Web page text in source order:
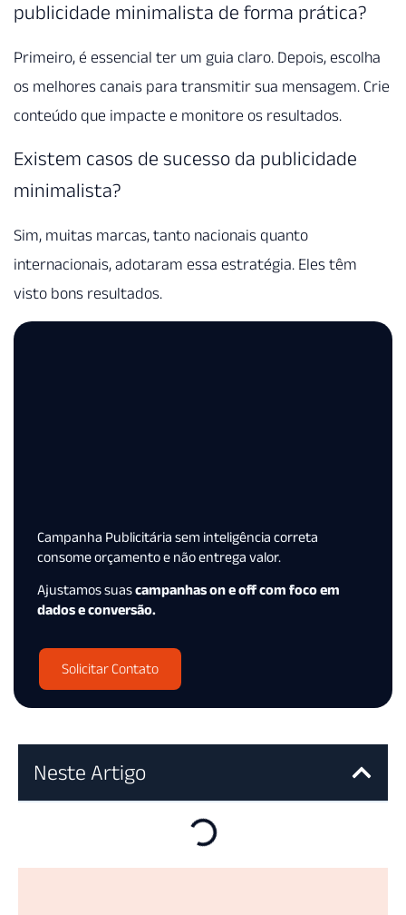
publicidade minimalista de forma prática?
Primeiro, é essencial ter um guia claro. Depois, escolha
os melhores canais para transmitir sua mensagem. Crie
conteúdo que impacte e monitore os resultados.
Existem casos de sucesso da publicidade
minimalista?
Sim, muitas marcas, tanto nacionais quanto
internacionais, adotaram essa estratégia. Eles têm
visto bons resultados.
Campanha Publicitária sem inteligência correta
consome orçamento e não entrega valor.
Ajustamos suascampanhas on e off com foco em
dados e conversão.
Solicitar Contato
Neste Artigo